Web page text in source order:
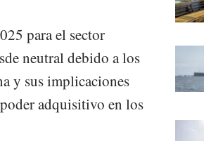
para el sector
neutral debido a los
y sus implicaciones
adquisitivo en los